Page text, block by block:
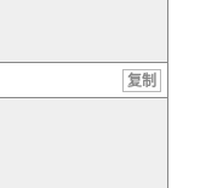
复制